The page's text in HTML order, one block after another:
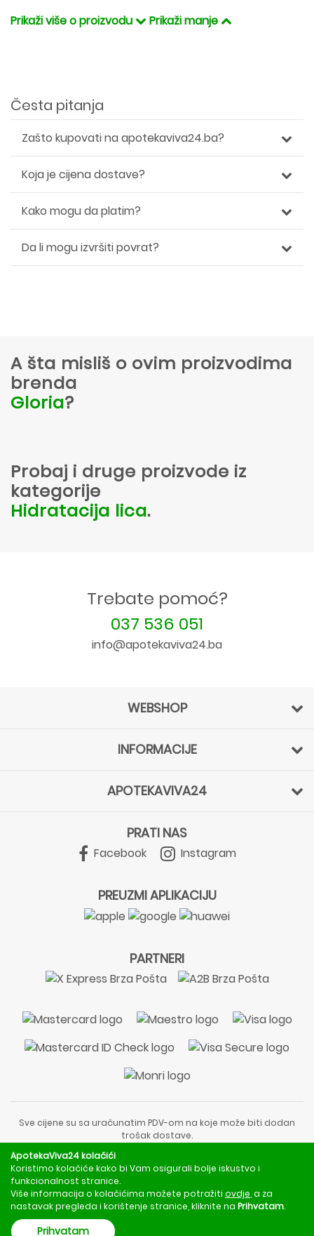
Prikaži više o proizvodu
Prikaži manje
Česta pitanja
Zašto kupovati na apotekaviva24.ba?
Koja je cijena dostave?
Kako mogu da platim?
Da li mogu izvršiti povrat?
A šta misliš o ovim proizvodima
brenda
Gloria?
Probaj i druge proizvode iz
kategorije
Hidratacija lica.
Trebate pomoć?
037 536 051
info@apotekaviva24.ba
WEBSHOP
INFORMACIJE
APOTEKAVIVA24
PRATI NAS
Facebook Instagram
PREUZMI APLIKACIJU
PARTNERI
Sve cijene su sa uračunatim PDV-om na koje može biti dodan
trošak dostave.
liječnički pregled ili savjet farmaceuta.
Za obavijesti o mjerama opreza, rizicima i nuspojavama
obratite se svom liječniku ili farmaceutu.
Copyright © 2020 - 2026 | ApotekaViva24 | Sva prava zadržava
ApotekaViva24 kolačići
Koristimo kolačiće kako bi Vam osigurali bolje iskustvo i
funkcionalnost stranice.
Više informacija o kolačićima možete potražiti ovdje , a za
nastavak pregleda i korištenje stranice, kliknite na Prihvatam.
Prihvatam